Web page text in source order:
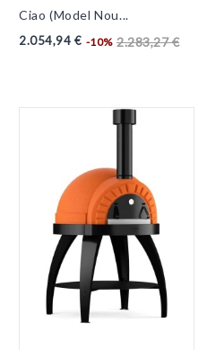
Ciao (model Nou...
2.054,94 € -10% 2.283,27 €